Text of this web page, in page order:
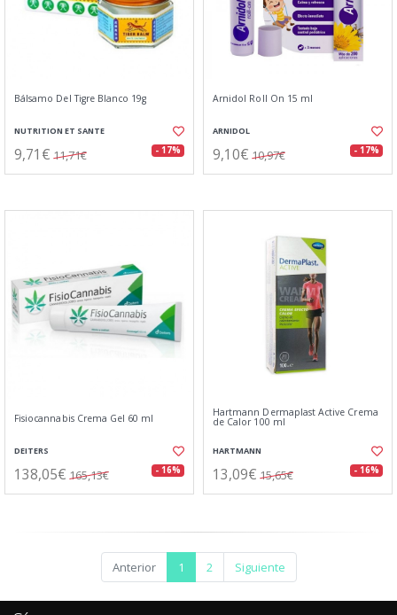
Bálsamo Del Tigre Blanco 19g
NUTRITION ET SANTE
9,71€ 11,71€ - 17%
Arnidol Roll On 15 ml
ARNIDOL
9,10€ 10,97€ - 17%
Fisiocannabis Crema Gel 60 ml
DEITERS
138,05€ 165,13€ - 16%
Hartmann Dermaplast Active Crema
de Calor 100 ml
HARTMANN
13,09€ 15,65€ - 16%
Anterior 1 2 Siguiente